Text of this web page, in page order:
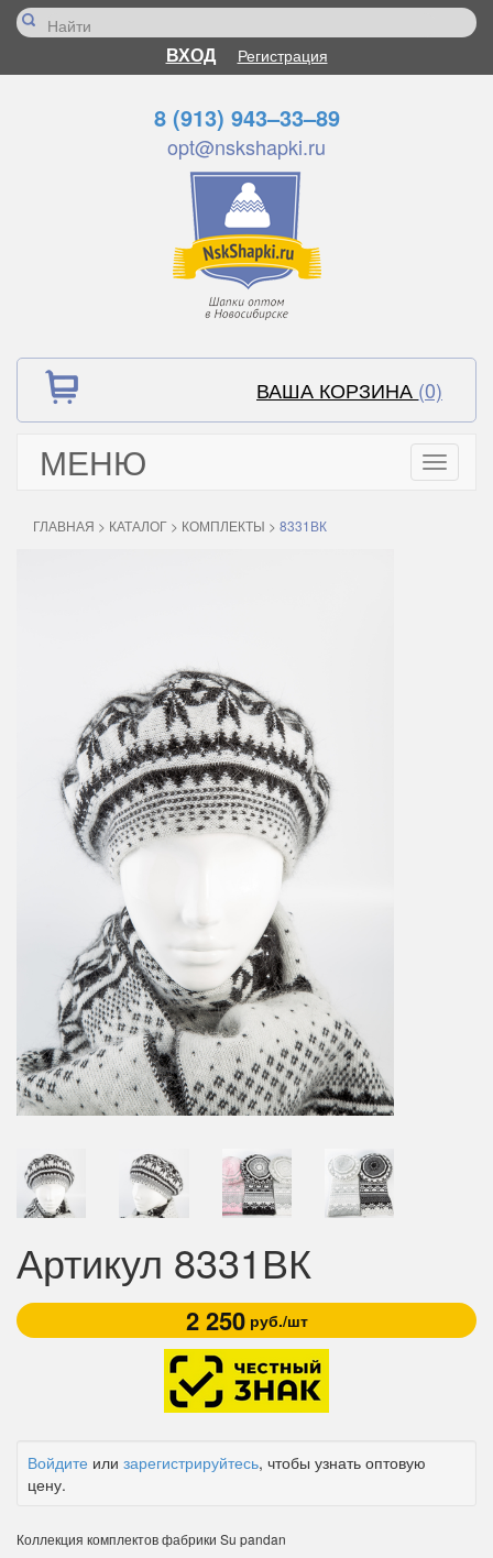
ВХОД Регистрация
8 (913) 943–33–89
opt@nskshapki.ru
ВАША КОРЗИНА (0)
МЕНЮ
Toggle
ГЛАВНАЯ > КАТАЛОГ > КОМПЛЕКТЫ > 8331ВК
Артикул 8331ВК
2 250руб./шт
Войдите или зарегистрируйтесь, чтобы узнать оптовую
цену.
Коллекция комплектов фабрики Su pandan